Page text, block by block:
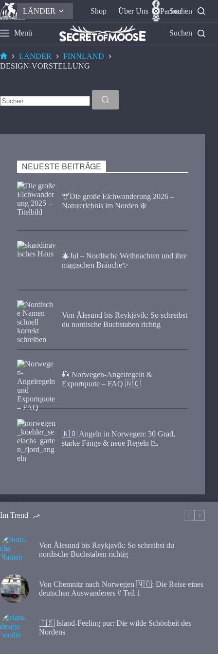
LÄNDER Shop Über Uns Partner
Suchen
Menü Suchen
LÄNDER
FINNLAND
DESIGN-VORSTELLUNG
NEUESTE BEITRÄGE
🫎​Die große Elchwanderung 2026 –
Naturerlebnis im Norden ❄️
🎄Jul – Nordische Weihnachten und ihre
magischen Bräuche✨
Von Ålesund bis Reykjavík: So schreibst
du nordische Buchstaben richtig
🎣 Norwegen-Angelregeln &
Exportquote – FAQ 🇳🇴
🇳🇴 Angeln in Norwegen: 30 Grad,
starke Fänge & neue Regeln 📉
Im Trend
Von Ålesund bis Reykjavík: So schreibst du
nordische Buchstaben richtig
Von Chemnitz nach Norwegen 🇳🇴: Die Reise eines
deutschen Auswanderers # Teil 1
🇮🇸 Island-Feeling pur: Die wilde Schönheit des
Nordens